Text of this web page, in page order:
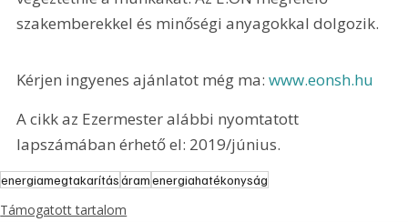
szakemberekkel és minőségi anyagokkal dolgozik.
Kérjen ingyenes ajánlatot még ma: www.eonsh.hu
A cikk az Ezermester alábbi nyomtatott
lapszámában érhető el: 2019/június.
energiamegtakarításáramenergiahatékonyság
Támogatott tartalom